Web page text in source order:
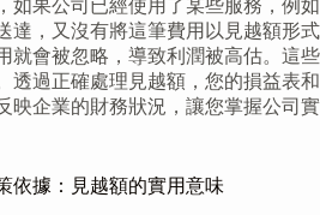
如果公司已經使用了某些服務，例如
達，又沒有將這筆費用以見越額形式
就會被忽略，導致利潤被高估。這些
透過正確處理見越額，您的損益表和
映企業的財務狀況，讓您掌握公司實
依據：見越額的實用意味